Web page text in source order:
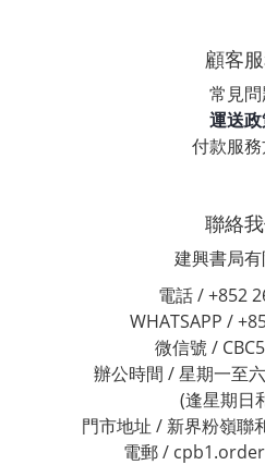
顧客
常見
運送
付款服
聯絡
建興書局
電話 / +852
WHATSAPP /
微信號 /
辦公時間 / 星期一至
(逢星期日和
門市地址 / 新界粉嶺聯
電郵 /